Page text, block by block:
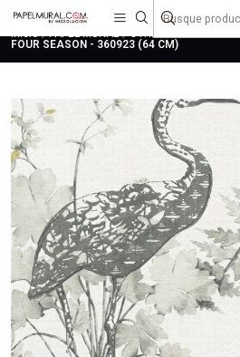
liquidaciones
Inicio PAPEL MURAL OTRAS COLECCIONES
FOUR SEASON - 360923 (64 CM)